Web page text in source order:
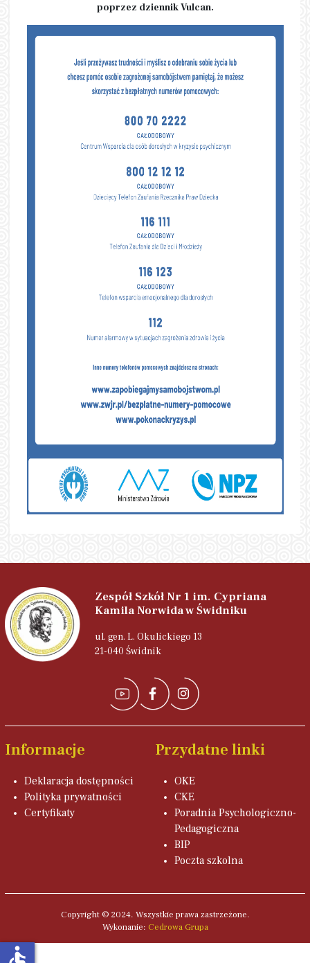
poprzez dziennik Vulcan.
Zespół Szkół Nr 1 im. Cypriana
Kamila Norwida w Świdniku
ul. gen. L. Okulickiego 13
21-040 Świdnik
Informacje
Deklaracja dostępności
Polityka prywatności
Certyfikaty
Przydatne linki
OKE
CKE
Poradnia Psychologiczno-
Pedagogiczna
BIP
Poczta szkolna
Copyright © 2024. Wszystkie prawa zastrzeżone.
Wykonanie: Cedrowa Grupa
accessible